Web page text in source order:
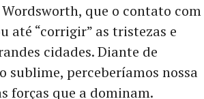
que o contato com
até “corrigir” as tristezas e
cidades. Diante de
sublime, perceberíamos nossa
forças que a dominam.